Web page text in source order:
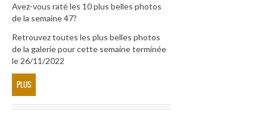
Avez-vous raté les 10 plus belles photos
de la semaine 47?
Retrouvez toutes les plus belles photos
de la galerie pour cette semaine terminée
le 26/11/2022
PLUS